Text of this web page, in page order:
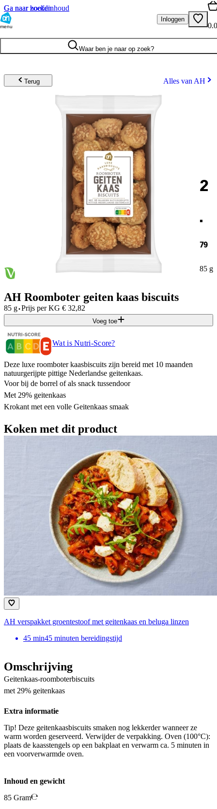
Ga naar hoofdinhoud
Ga naar zoeken
menu
Inloggen
Waar ben je naar op zoek?
Terug Alles van AH
2
.
79
85 g
AH Roomboter geiten kaas biscuits
85 g·Prijs per KG € 32,82
Voeg toe
Wat is Nutri-Score?
Deze luxe roomboter kaasbiscuits zijn bereid met 10 maanden
natuurgerijpte pittige Nederlandse geitenkaas.
Voor bij de borrel of als snack tussendoor
Met 29% geitenkaas
Krokant met een volle Geitenkaas smaak
Koken met dit product
AH verspakket groentestoof met geitenkaas en beluga linzen
45 min45 minuten bereidingstijd
Omschrijving
Geitenkaas-roomboterbiscuits
met 29% geitenkaas
Extra informatie
Tip! Deze geitenkaasbiscuits smaken nog lekkerder wanneer ze
warm worden geserveerd. Verwijder de verpakking. Oven (100°C):
plaats de kaasstengels op een bakplaat en verwarm ca. 5 minuten in
een voorverwarmde oven.
Inhoud en gewicht
85 Gram